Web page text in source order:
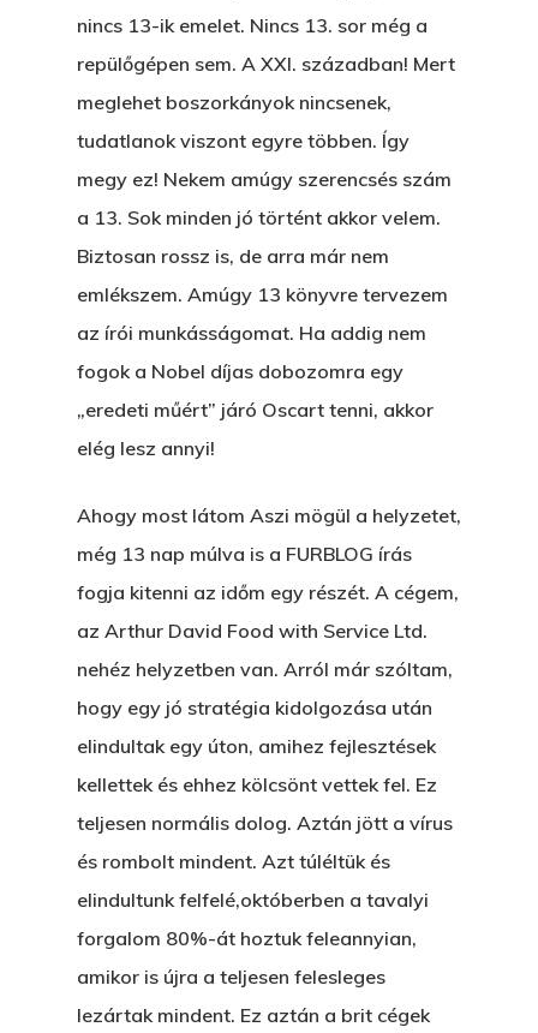
nincs 13-ik emelet. Nincs 13. sor még a
repülőgépen sem. A XXI. században! Mert
meglehet boszorkányok nincsenek,
tudatlanok viszont egyre többen. Így
megy ez! Nekem amúgy szerencsés szám
a 13. Sok minden jó történt akkor velem.
Biztosan rossz is, de arra már nem
emlékszem. Amúgy 13 könyvre tervezem
az írói munkásságomat. Ha addig nem
fogok a Nobel díjas dobozomra egy
„eredeti műért” járó Oscart tenni, akkor
elég lesz annyi!
Ahogy most látom Aszi mögül a helyzetet,
még 13 nap múlva is a FURBLOG írás
fogja kitenni az időm egy részét. A cégem,
az Arthur David Food with Service Ltd.
nehéz helyzetben van. Arról már szóltam,
hogy egy jó stratégia kidolgozása után
elindultak egy úton, amihez fejlesztések
kellettek és ehhez kölcsönt vettek fel. Ez
teljesen normális dolog. Aztán jött a vírus
és rombolt mindent. Azt túléltük és
elindultunk felfelé,októberben a tavalyi
forgalom 80%-át hoztuk feleannyian,
amikor is újra a teljesen felesleges
lezártak mindent. Ez aztán a brit cégek